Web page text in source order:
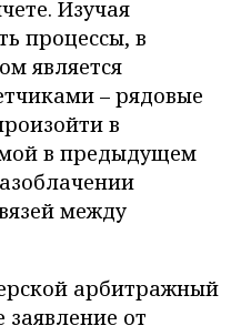
Изучая
процессы, в
является
– рядовые
в
в предыдущем
между
арбитражный
от